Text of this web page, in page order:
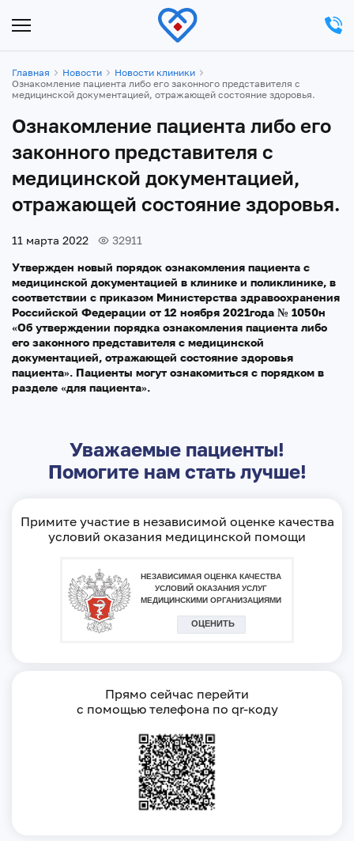
Главная Новости
Новости клиники
Ознакомление пациента либо его законного представителя с
медицинской документацией, отражающей состояние здоровья.
Ознакомление пациента либо его
законного представителя с
медицинской документацией,
отражающей состояние здоровья.
11 марта 2022
32911
Утвержден новый порядок ознакомления пациента с
медицинской документацией в клинике и поликлинике, в
соответствии с приказом Министерства здравоохранения
Российской Федерации от 12 ноября 2021года № 1050н
«Об утверждении порядка ознакомления пациента либо
его законного представителя с медицинской
документацией, отражающей состояние здоровья
пациента». Пациенты могут ознакомиться с порядком в
разделе «для пациента».
Уважаемые пациенты!
Помогите нам стать лучше!
Примите участие в независимой оценке качества
условий оказания медицинской помощи
Прямо сейчас перейти
с помощью телефона по qr-коду